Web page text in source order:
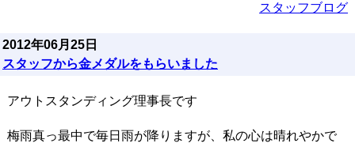
スタッフブログ
2012年06月25日
スタッフから金メダルをもらいました
アウトスタンディング理事長です
梅雨真っ最中で毎日雨が降りますが、私の心は晴れやかで